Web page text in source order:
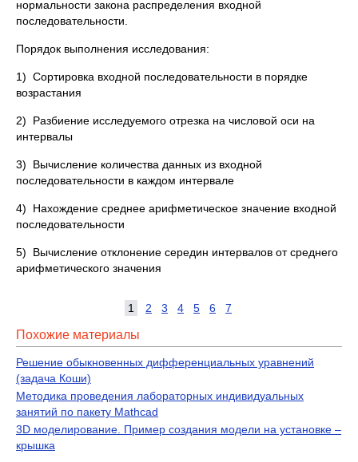
нормальности закона распределения входной
последовательности.
Порядок выполнения исследования:
1) Сортировка входной последовательности в порядке
возрастания
2) Разбиение исследуемого отрезка на числовой оси на
интервалы
3) Вычисление количества данных из входной
последовательности в каждом интервале
4) Нахождение среднее арифметическое значение входной
последовательности
5) Вычисление отклонение середин интервалов от среднего
арифметического значения
1 2 3 4 5 6 7
Похожие материалы
Решение обыкновенных дифференциальных уравнений
(задача Коши)
Методика проведения лабораторных индивидуальных
занятий по пакету Mathcad
3D моделирование. Пример создания модели на установке –
крышка